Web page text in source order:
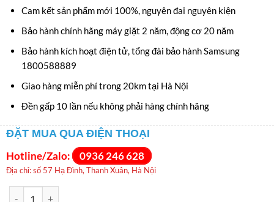
Cam kết sản phẩm mới 100%, nguyên đai nguyên kiện
Bảo hành chính hãng máy giặt 2 năm, động cơ 20 năm
Bảo hành kích hoạt điện tử, tổng đài bảo hành Samsung
1800588889
Giao hàng miễn phí trong 20km tại Hà Nội
Đền gấp 10 lần nếu không phải hàng chính hãng
ĐẶT MUA QUA ĐIỆN THOẠI
Hotline/Zalo: 0936 246 628
Địa chỉ: số 57 Hạ Đình, Thanh Xuân, Hà Nội